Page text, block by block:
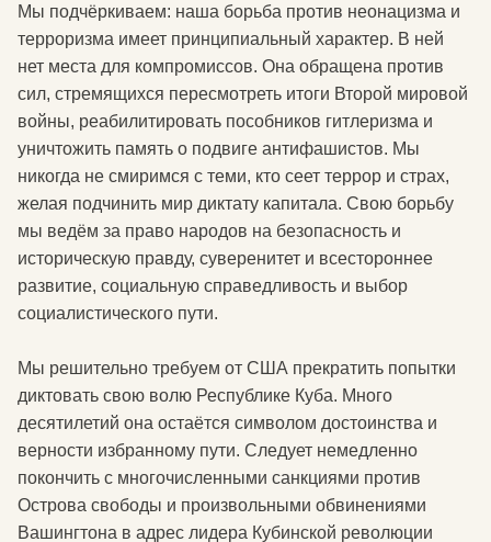
Мы подчёркиваем: наша борьба против неонацизма и
терроризма имеет принципиальный характер. В ней
нет места для компромиссов. Она обращена против
сил, стремящихся пересмотреть итоги Второй мировой
войны, реабилитировать пособников гитлеризма и
уничтожить память о подвиге антифашистов. Мы
никогда не смиримся с теми, кто сеет террор и страх,
желая подчинить мир диктату капитала. Свою борьбу
мы ведём за право народов на безопасность и
историческую правду, суверенитет и всестороннее
развитие, социальную справедливость и выбор
социалистического пути.
Мы решительно требуем от США прекратить попытки
диктовать свою волю Республике Куба. Много
десятилетий она остаётся символом достоинства и
верности избранному пути. Следует немедленно
покончить с многочисленными санкциями против
Острова свободы и произвольными обвинениями
Вашингтона в адрес лидера Кубинской революции